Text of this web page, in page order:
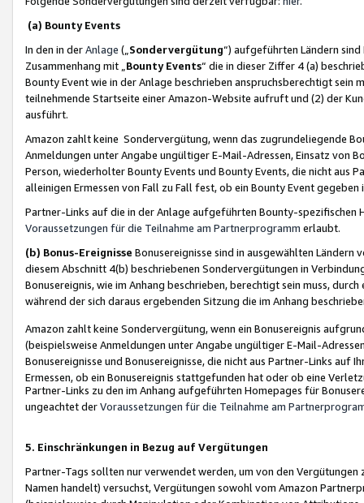
(a) Bounty Events
In den in derAnlage („ Sondervergütung“) aufgeführten Ländern
Zusammenhang mit „ Bounty Events“ die in dieser Ziffer 4 (a)
Bounty Event wie in der Anlage beschrieben anspruchsberechtigt sein
teilnehmende Startseite einer Amazon-Website aufruft und (2) der
ausführt.
Amazon zahlt keine Sondervergütung, wenn das zugrundeliegende
Anmeldungen unter Angabe ungültiger E-Mail-Adressen, Einsatz von
Person, wiederholter Bounty Events und Bounty Events, die nicht
alleinigen Ermessen von Fall zu Fall fest, ob ein Bounty Event
Partner-Links auf die in der Anlage aufgeführten Bounty-spezifischen
Voraussetzungen für die Teilnahme am Partnerprogramm erlaubt.
(b) Bonus-Ereignisse Bonusereignisse sind in ausgewählten Ländern
diesem Abschnitt 4(b) beschriebenen Sondervergütungen in
Bonusereignis, wie im Anhang beschrieben, berechtigt sein muss,
während der sich daraus ergebenden Sitzung die im Anhang
Amazon zahlt keine Sondervergütung, wenn ein Bonusereignis
(beispielsweise Anmeldungen unter Angabe ungültiger E-Mail-
Bonusereignisse und Bonusereignisse, die nicht aus Partner-Links auf
Ermessen, ob ein Bonusereignis stattgefunden hat oder ob eine
Partner-Links zu den im Anhang aufgeführten Homepages für
ungeachtet derVoraussetzungen für die Teilnahme am
5. Einschränkungen in Bezug auf Vergütungen
Partner-Tags sollten nur verwendet werden, um von den
Namen handelt) versuchst, Vergütungen sowohl vom Amazon